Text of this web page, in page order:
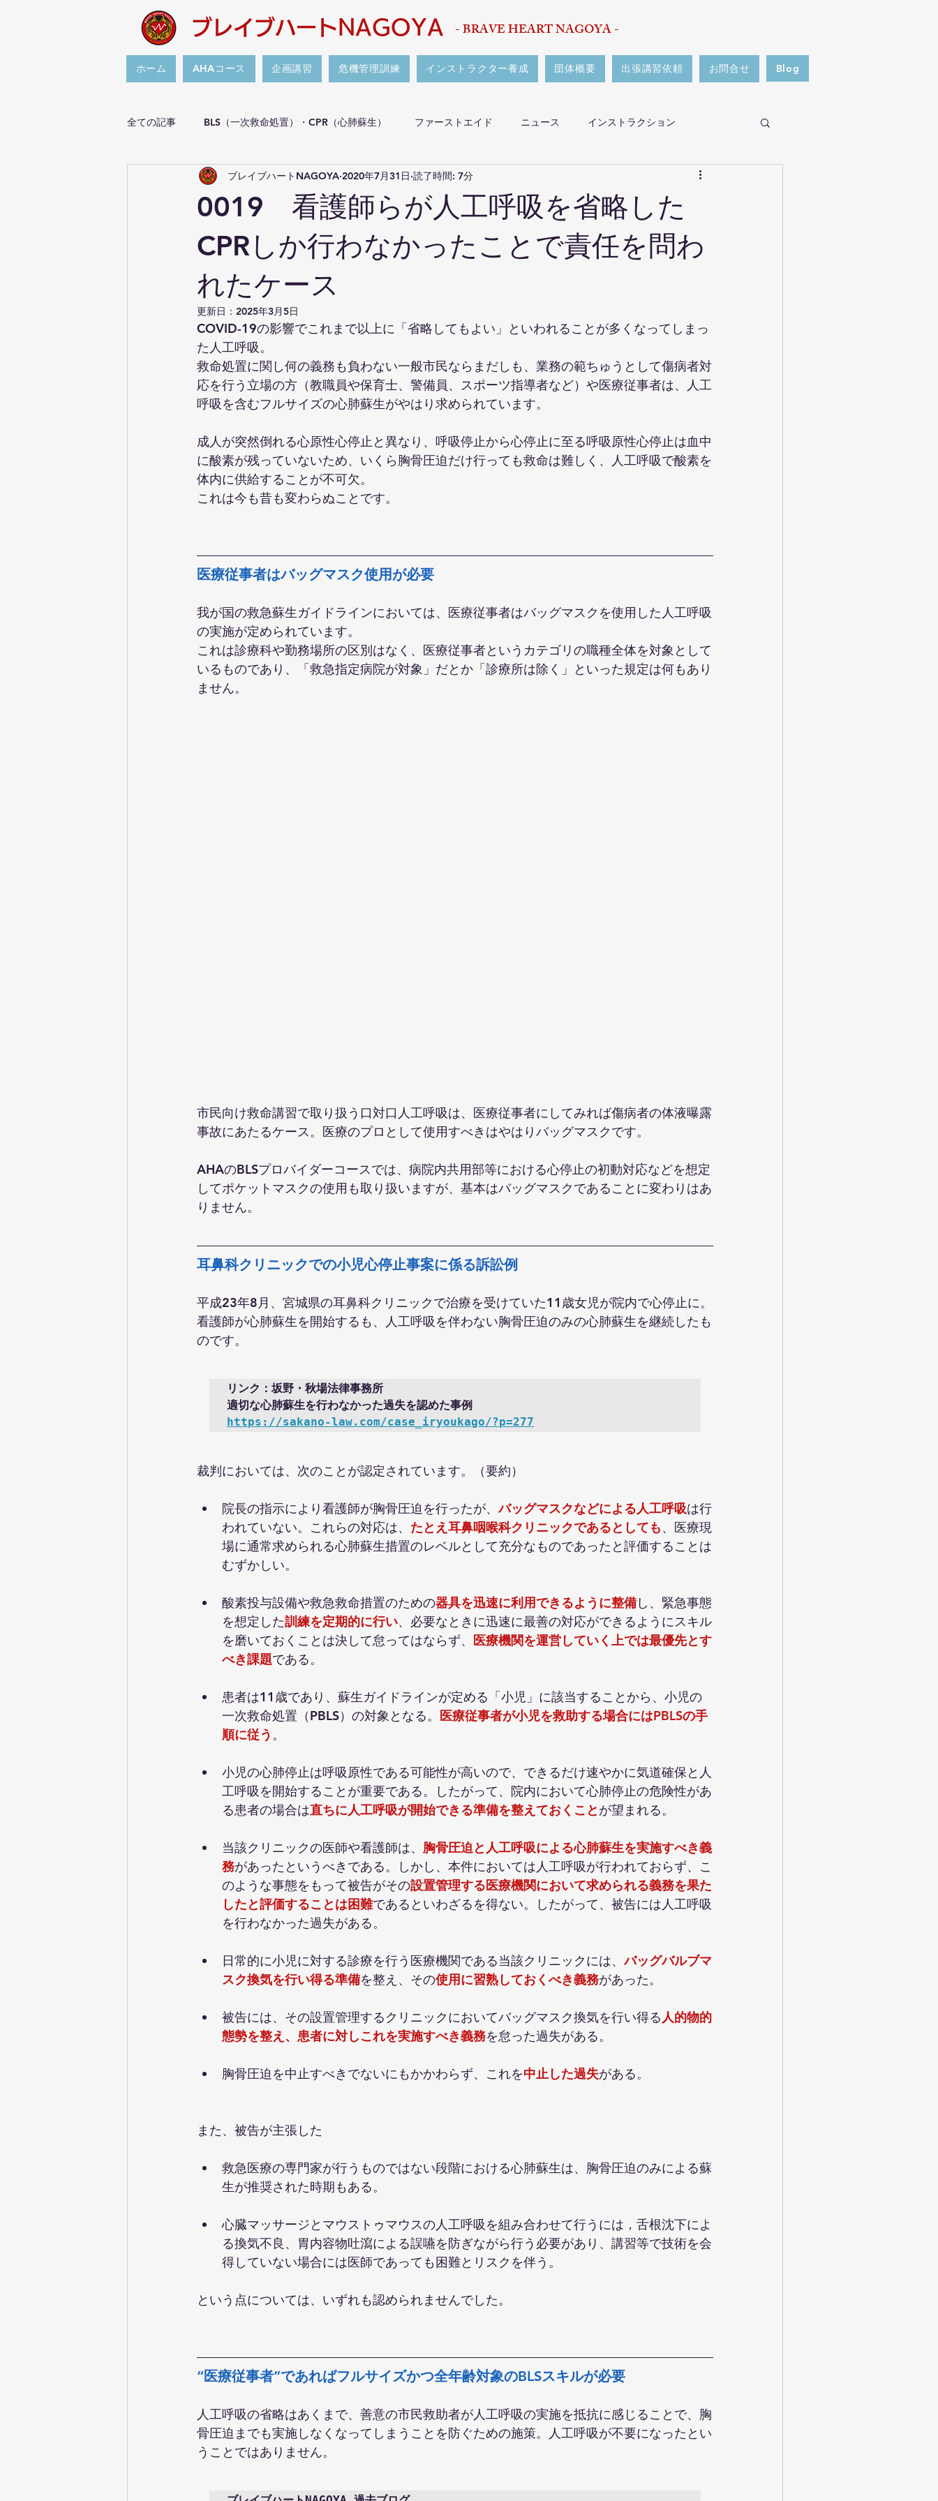
ブレイブハートNAGOYA - BRAVE HEART NAGOYA -
ホーム AHAコース 企画講習 危機管理訓練 インストラクター養成 団体概要 出張講習依頼 お問合せ Blog
全ての記事 BLS（一次救命処置）・CPR（心肺蘇生） ファーストエイド ニュース インストラクション
傷病者対応の義務がある非医療従事者 講習・イベント その他
ナゴヤ防災サミット Plus1 リスクマネジメント
0019 看護師らが人工呼吸を省略した
CPRしか行わなかったことで責任を問わ
れたケース
ブレイブハートNAGOYA 2020年7月31日 読了時間: 7分
更新日： 2025年3月5日
COVID-19の影響でこれまで以上に「省略してもよい」といわれることが多くなってしまっ
た人工呼吸。
救命処置に関し何の義務も負わない一般市民ならまだしも、業務の範ちゅうとして傷病者対
応を行う立場の方（教職員や保育士、警備員、スポーツ指導者など）や医療従事者は、人工
呼吸を含むフルサイズの心肺蘇生がやはり求められています。
成人が突然倒れる心原性心停止と異なり、呼吸停止から心停止に至る呼吸原性心停止は血中
に酸素が残っていないため、いくら胸骨圧迫だけ行っても救命は難しく、人工呼吸で酸素を
体内に供給することが不可欠。
これは今も昔も変わらぬことです。
医療従事者はバッグマスク使用が必要
我が国の救急蘇生ガイドラインにおいては、医療従事者はバッグマスクを使用した人工呼吸
の実施が定められています。
これは診療科や勤務場所の区別はなく、医療従事者というカテゴリの職種全体を対象として
いるものであり、「救急指定病院が対象」だとか「診療所は除く」といった規定は何もあり
ません。
市民向け救命講習で取り扱う口対口人工呼吸は、医療従事者にしてみれば傷病者の体液曝露
事故にあたるケース。医療のプロとして使用すべきはやはりバッグマスクです。
AHAのBLSプロバイダーコースでは、病院内共用部等における心停止の初動対応などを想定
してポケットマスクの使用も取り扱いますが、基本はバッグマスクであることに変わりはあ
りません。
耳鼻科クリニックでの小児心停止事案に係る訴訟例
平成23年8月、宮城県の耳鼻科クリニックで治療を受けていた11歳女児が院内で心停止に。
看護師が心肺蘇生を開始するも、人工呼吸を伴わない胸骨圧迫のみの心肺蘇生を継続したも
のです。
リンク：坂野・秋場法律事務所
https://sakano-law.com/case_iryoukago/?p=277
裁判においては、次のことが認定されています。（要約）
院長の指示により看護師が胸骨圧迫を行ったが、バッグマスクなどによる人工呼吸は行
われていない。これらの対応は、 たとえ耳鼻咽喉科クリニックであるとしても、医療現
場に通常求められる心肺蘇生措置のレベルとして充分なものであったと評価することは
むずかしい。
酸素投与設備や救急救命措置のための器具を迅速に利用できるように整備し、緊急事態
を想定した訓練を定期的に行い、必要なときに迅速に最善の対応ができるようにスキル
を磨いておくことは決して怠ってはならず、 医療機関を運営していく上では最優先とす
べき課題である。
患者は11歳であり、蘇生ガイドラインが定める「小児」に該当することから、小児の
一次救命処置（PBLS）の対象となる。 医療従事者が小児を救助する場合にはPBLSの手
順に従う 。
小児の心肺停止は呼吸原性である可能性が高いので、できるだけ速やかに気道確保と人
工呼吸を開始することが重要である。したがって、院内において心肺停止の危険性があ
る患者の場合は直ちに人工呼吸が開始できる準備を整えておくことが望まれる。
当該クリニックの医師や看護師は、 胸骨圧迫と人工呼吸による心肺蘇生を実施すべき義
務があったというべきである。しかし、本件においては人工呼吸が行われておらず、こ
のような事態をもって被告がその設置管理する医療機関において求められる義務を果た
したと評価することは困難であるといわざるを得ない。したがって、被告には人工呼吸
を行わなかった過失がある。
日常的に小児に対する診療を行う医療機関である当該クリニックには、バッグバルブマ
スク換気を行い得る準備を整え、その使用に習熟しておくべき義務があった。
被告には、その設置管理するクリニックにおいてバッグマスク換気を行い得る人的物的
態勢を整え、患者に対しこれを実施すべき義務を怠った過失がある。
胸骨圧迫を中止すべきでないにもかかわらず、これを中止した過失がある。
また、被告が主張した
救急医療の専門家が行うものではない段階における心肺蘇生は、胸骨圧迫のみによる蘇
生が推奨された時期もある。
心臓マッサージとマウストゥマウスの人工呼吸を組み合わせて行うには，舌根沈下によ
る換気不良、胃内容物吐瀉による誤嚥を防ぎながら行う必要があり、講習等で技術を会
得していない場合には医師であっても困難とリスクを伴う。
という点については、いずれも認められませんでした。
“医療従事者”であればフルサイズかつ全年齢対象のBLSスキルが必要
人工呼吸の省略はあくまで、善意の市民救助者が人工呼吸の実施を抵抗に感じることで、胸
骨圧迫までも実施しなくなってしまうことを防ぐための施策。人工呼吸が不要になったとい
うことではありません。